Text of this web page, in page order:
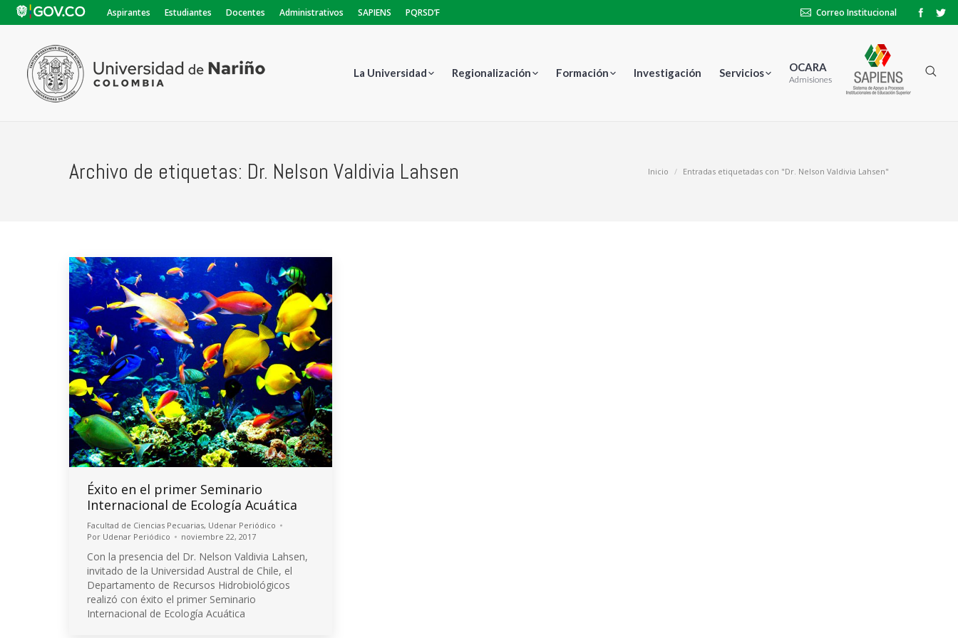
Aspirantes Estudiantes Docentes Administrativos SAPIENS PQRSD’F Correo Institucional
La Universidad Regionalización Formación Investigación Servicios OCARA
Admisiones
Archivo de etiquetas: Dr. Nelson Valdivia Lahsen Inicio Entradas etiquetadas con "Dr. Nelson Valdivia Lahsen"
Éxito en el primer Seminario
Internacional de Ecología Acuática
Facultad de Ciencias Pecuarias, Udenar Periódico
Por Udenar Periódico noviembre 22, 2017
Con la presencia del Dr. Nelson Valdivia Lahsen,
invitado de la Universidad Austral de Chile, el
Departamento de Recursos Hidrobiológicos
realizó con éxito el primer Seminario
Internacional de Ecología Acuática